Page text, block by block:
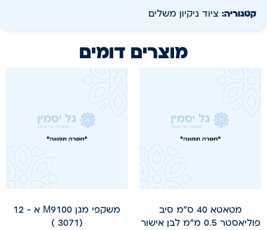
קטגוריה: ציוד ניקיון משלים
מוצרים דומים
מטאטא 40 ס"מ סיב
פוליאסטר 0.5 מ"מ לבן אישור
משקפי מגן M9100 א – 12
(3071 )